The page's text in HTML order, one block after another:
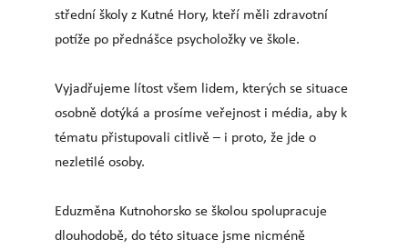
střední školy z Kutné Hory, kteří měli zdravotní
potíže po přednášce psycholožky ve škole.
Vyjadřujeme lítost všem lidem, kterých se situace
osobně dotýká a prosíme veřejnost i média, aby k
tématu přistupovali citlivě – i proto, že jde o
nezletilé osoby.
Eduzměna Kutnohorsko se školou spolupracuje
dlouhodobě, do této situace jsme nicméně